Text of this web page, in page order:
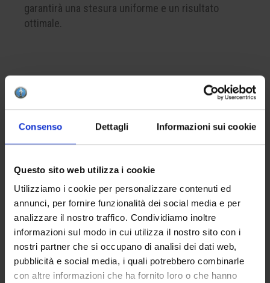
Consenso Dettagli Informazioni sui cookie
Questo sito web utilizza i cookie
Utilizziamo i cookie per personalizzare contenuti ed
annunci, per fornire funzionalità dei social media e per
analizzare il nostro traffico. Condividiamo inoltre
informazioni sul modo in cui utilizza il nostro sito con i
nostri partner che si occupano di analisi dei dati web,
pubblicità e social media, i quali potrebbero combinarle
con altre informazioni che ha fornito loro o che hanno
garantirà una stesura uniforme e un risultato
ottimale.
CREA LA TUA BOX
Per comporre la tua box del colore, ricorda di
inserire nel carrello almeno 4 prodotti. Questo è il
APPLICAZIONE
Applicare da una a tre mani sul biscotto.
L’eventuale finitura con la cristallina apiombica
HCE 001 intensificherà la brillantezza del risultato
finale.